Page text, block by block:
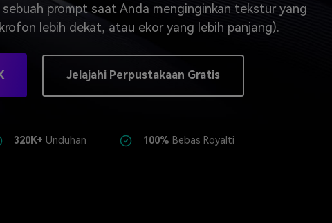
Hailuo Runway
prompt saat Anda menginginkan tekstur yang
lebih dekat, atau ekor yang lebih panjang).
Jelajahi Perpustakaan Gratis
320K+ Unduhan 100% Bebas Royalti